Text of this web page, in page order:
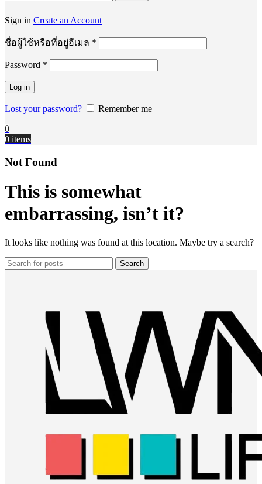
Sign in Create an Account
ชื่อผู้ใช้หรือที่อยู่อีเมล *
Password *
Log in
Lost your password?
Remember me
0
0 items
Not Found
This is somewhat
embarrassing, isn’t it?
It looks like nothing was found at this location. Maybe try a search?
Search